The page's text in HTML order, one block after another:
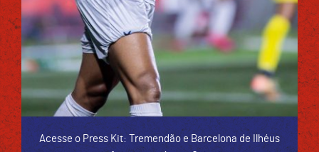
Acesse o Press Kit: Tremendão e Barcelona de Ilhéus